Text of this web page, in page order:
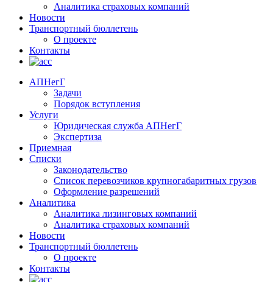
Aналитика страховых компаний
Новости
Транспортный бюллетень
О проекте
Контакты
АПНегГ
Задачи
Порядок вступления
Услуги
Юридическая служба АПНегГ
Экспертиза
Приемная
Списки
Законодательство
Список перевозчиков крупногабаритных грузов
Оформление разрешений
Аналитика
Аналитика лизинговых компаний
Aналитика страховых компаний
Новости
Транспортный бюллетень
О проекте
Контакты